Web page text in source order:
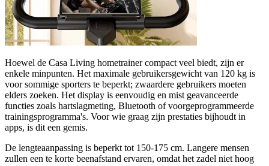
Hoewel de Casa Living hometrainer compact veel biedt, zijn er
enkele minpunten. Het maximale gebruikersgewicht van 120 kg is
voor sommige sporters te beperkt; zwaardere gebruikers moeten
elders zoeken. Het display is eenvoudig en mist geavanceerde
functies zoals hartslagmeting, Bluetooth of voorgeprogrammeerde
trainingsprogramma's. Voor wie graag zijn prestaties bijhoudt in
apps, is dit een gemis.
De lengteaanpassing is beperkt tot 150-175 cm. Langere mensen
zullen een te korte beenafstand ervaren, omdat het zadel niet hoog